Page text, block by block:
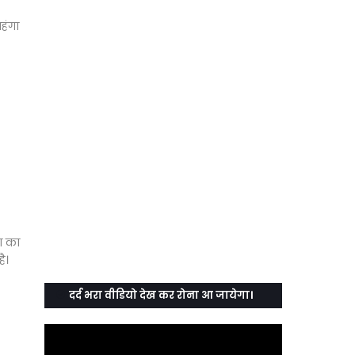
का
दर्द भरा वीडियो देख कर रोना आ जायेगा।